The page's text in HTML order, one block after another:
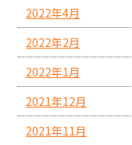
2022年4月
2022年2月
2022年1月
2021年12月
2021年11月